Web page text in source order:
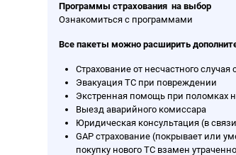
Программы страхования на выбор
Ознакомиться с программами
Все пакеты можно расширить
Страхование от несчастного
Эвакуация ТС при повреждении
Экстренная помощь при поломках
Выезд аварийного комиссара
Юридическая консультация (в
GAP страхование (покрывает или
покупку нового ТС взамен